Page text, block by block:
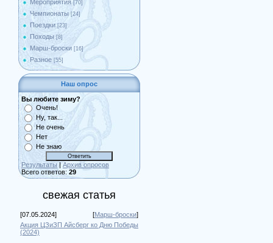
Мероприятия [70]
Чемпионаты [24]
Поездки [23]
Походы [8]
Марш-броски [16]
Разное [55]
Наш опрос
Вы любите зиму?
Очень!
Ну, так...
Не очень
Нет
Не знаю
Результаты | Архив опросов
Всего ответов: 29
свежая статья
[07.05.2024] [Марш-броски]
Акция ЦЗиЗП Айсберг ко Дню Победы
(2024)